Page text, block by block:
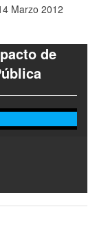
Marzo 2012
de